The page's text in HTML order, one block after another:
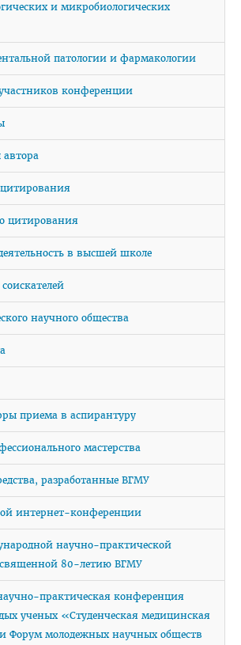
и воспитательной работе
и психологическая служба
памяти
Клуб «Служу Отечеству»
Союз Женщин»
ВГМУ
и микробиологических
патологии и фармакологии
конференции
цитирования
в высшей школе
научного общества
приема в аспирантуру
мастерства
разработанные ВГМУ
интернет-конференции
научно-практической
80-летию ВГМУ
практическая конференция
ученых «Студенческая медицинская
Форум молодежных научных обществ